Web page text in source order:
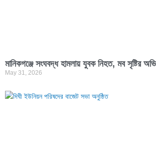
মানিকগঞ্জে সংঘবদ্ধ হামলায় যুবক নিহত, মব সৃষ্টির
May 31, 2026